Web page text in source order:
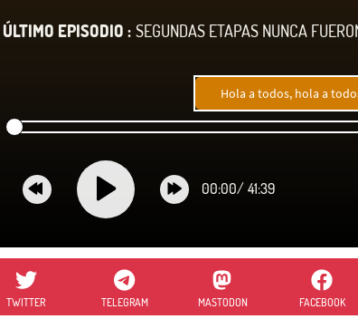
ÚLTIMO EPISODIO : SEGUNDAS ETAPAS NUNCA
Hola a todos, hola a
00:00/ 41:39
TWITTER TELEGRAM MASTODON FACEBOOK